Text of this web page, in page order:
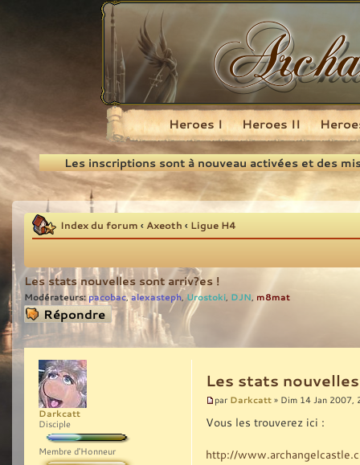
Recherche
Heroes I Heroes II
Les inscriptions sont à nouveau activées et des
Index du forum ‹ Axeoth ‹ Ligue H4
Les stats nouvelles sont arriv?es !
Modérateurs: pacobac,alexasteph,Urostoki, DJN, m8mat
Répondre
Les stats
par Darkcatt » Dim 14 Jan 2007,
Vous les trouverez ici :
http://
Darkcatt
Disciple
Membre d'Honneur